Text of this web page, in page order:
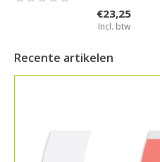
€23,25
Incl. btw
Recente artikelen